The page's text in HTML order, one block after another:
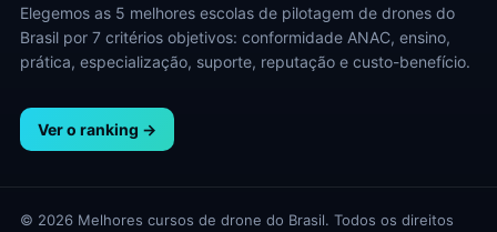
Elegemos as 5 melhores escolas de pilotagem de drones do
Brasil por 7 critérios objetivos: conformidade ANAC, ensino,
prática, especialização, suporte, reputação e custo-benefício.
Ver o ranking →
© 2026 Melhores cursos de drone do Brasil. Todos os direitos